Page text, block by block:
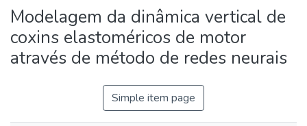
Statistics
Modelagem da dinâmica vertical de
coxins elastoméricos de motor
através de método de redes neurais
Simple item page